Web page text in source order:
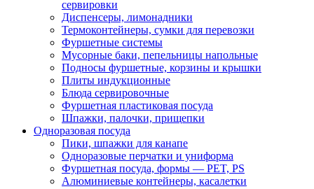
сервировки
Диспенсеры, лимонадники
Термоконтейнеры, сумки для перевозки
Фуршетные системы
Мусорные баки, пепельницы напольные
Подносы фуршетные, корзины и крышки
Плиты индукционные
Блюда сервировочные
Фуршетная пластиковая посуда
Шпажки, палочки, прищепки
Одноразовая посуда
Пики, шпажки для канапе
Одноразовые перчатки и униформа
Фуршетная посуда, формы — PET, PS
Алюминиевые контейнеры, касалетки